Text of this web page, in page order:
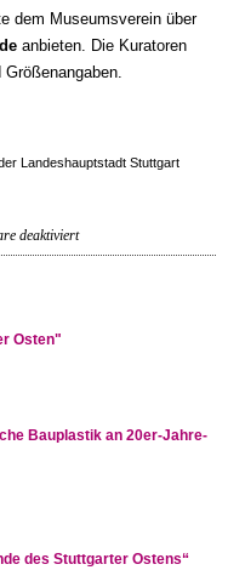
dem Museumsverein über
anbieten. Die Kuratoren
Landeshauptstadt Stuttgart
deaktiviertfür
MUSE-
Osten"
Bauplastik an 20er-Jahre-
des Stuttgarter Ostens“